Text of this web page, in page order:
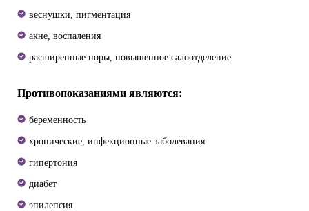
веснушки, пигментация
акне, воспаления
расширенные поры, повышенное салоотделение
Противопоказаниями являются:
беременность
хронические, инфекционные заболевания
гипертония
диабет
эпилепсия